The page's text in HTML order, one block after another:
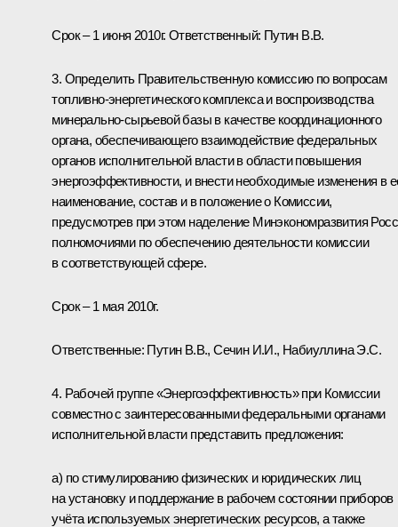
Срок – 1 июня 2010г. Ответственный: Путин В.В.
3. Определить Правительственную комиссию по вопросам
топливно-энергетического комплекса и воспроизводства
минерально-сырьевой базы в качестве координационного
органа, обеспечивающего взаимодействие федеральных
органов исполнительной власти в области повышения
энергоэффективности, и внести необходимые изменения в
наименование, состав и в положение о Комиссии,
предусмотрев при этом наделение Минэкономразвития
полномочиями по обеспечению деятельности комиссии
в соответствующей сфере.
Срок – 1 мая 2010г.
Ответственные: Путин В.В., Сечин И.И., Набиуллина Э.С.
4. Рабочей группе «Энергоэффективность» при Комиссии
совместно с заинтересованными федеральными органами
исполнительной власти представить предложения:
а) по стимулированию физических и юридических лиц
на установку и поддержание в рабочем состоянии приборов
учёта используемых энергетических ресурсов, а также